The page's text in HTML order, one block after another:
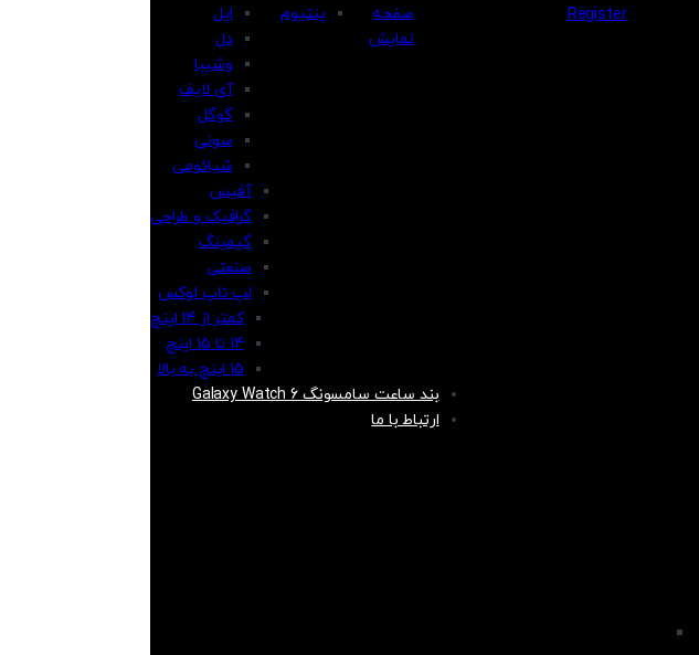
اپل
دل
وشیبا
آی لایف
گوگل
سونی
شیائومی
پنتیوم
آفیس
گرافیک و طراحی
گیمینگ
صنعتی
لپ تاپ لوکس
صفحه
نمایش
کمتر از 14 اینچ
14 تا 15 اینچ
15 اینچ به بالا
Register
بند ساعت سامسونگ Galaxy Watch 6
ارتباط با ما